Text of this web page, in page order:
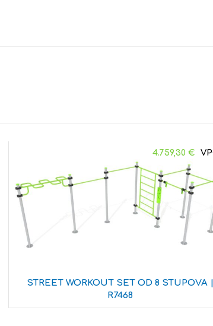
STREET WORKOUT SET OD 8 STUPOVA |
R7468
4.759,30€